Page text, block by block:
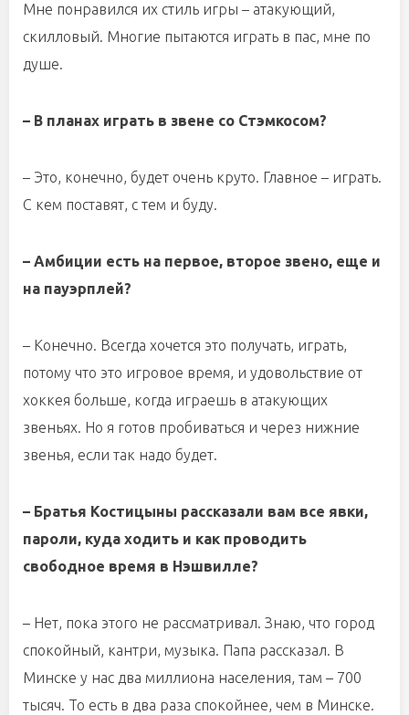
Мне понравился их стиль игры – атакующий,
скилловый. Многие пытаются играть в пас, мне по
душе.
– В планах играть в звене со Стэмкосом?
– Это, конечно, будет очень круто. Главное – играть.
С кем поставят, с тем и буду.
– Амбиции есть на первое, второе звено, еще и
на пауэрплей?
– Конечно. Всегда хочется это получать, играть,
потому что это игровое время, и удовольствие от
хоккея больше, когда играешь в атакующих
звеньях. Но я готов пробиваться и через нижние
звенья, если так надо будет.
– Братья Костицыны рассказали вам все явки,
пароли, куда ходить и как проводить
свободное время в Нэшвилле?
– Нет, пока этого не рассматривал. Знаю, что город
спокойный, кантри, музыка. Папа рассказал. В
Минске у нас два миллиона населения, там – 700
тысяч. То есть в два раза спокойнее, чем в Минске.